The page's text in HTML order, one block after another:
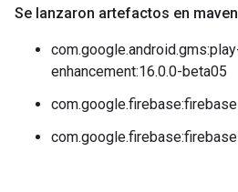
Se lanzaron artefactos en maven
enhancement:16.0.0-beta05